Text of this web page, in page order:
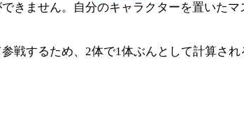
きません。自分のキャラクターを置いた
戦するため、2体で1体ぶんとして計算され